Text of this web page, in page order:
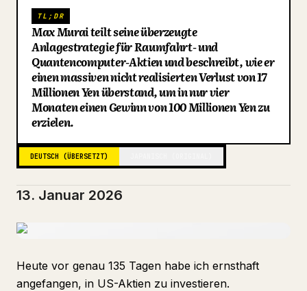
Blog
Updates
TL;DR
Max Murai teilt seine überzeugte
Anlagestrategie für Raumfahrt- und
Quantencomputer-Aktien und beschreibt, wie er
einen massiven nicht realisierten Verlust von 17
Millionen Yen überstand, um in nur vier
Monaten einen Gewinn von 100 Millionen Yen zu
erzielen.
DEUTSCH (ÜBERSETZT)
13. Januar 2026
Heute vor genau 135 Tagen habe ich ernsthaft
angefangen, in US-Aktien zu investieren.